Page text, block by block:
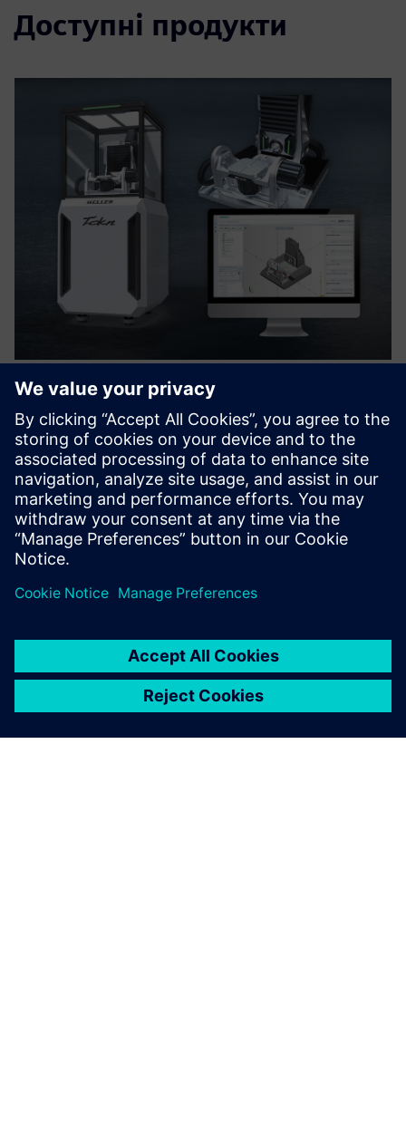
Доступні продукти
HELLER Tokn & Digital Twin -
Perfect Match for Training
A compact CNC machine by HELLER with SINUMERIK ONE
control with the associated Digital Twin opens up new
technical training possibilities.
Докладніше